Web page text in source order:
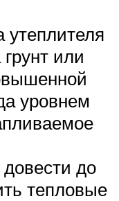
или
уровнем
до
тепловые